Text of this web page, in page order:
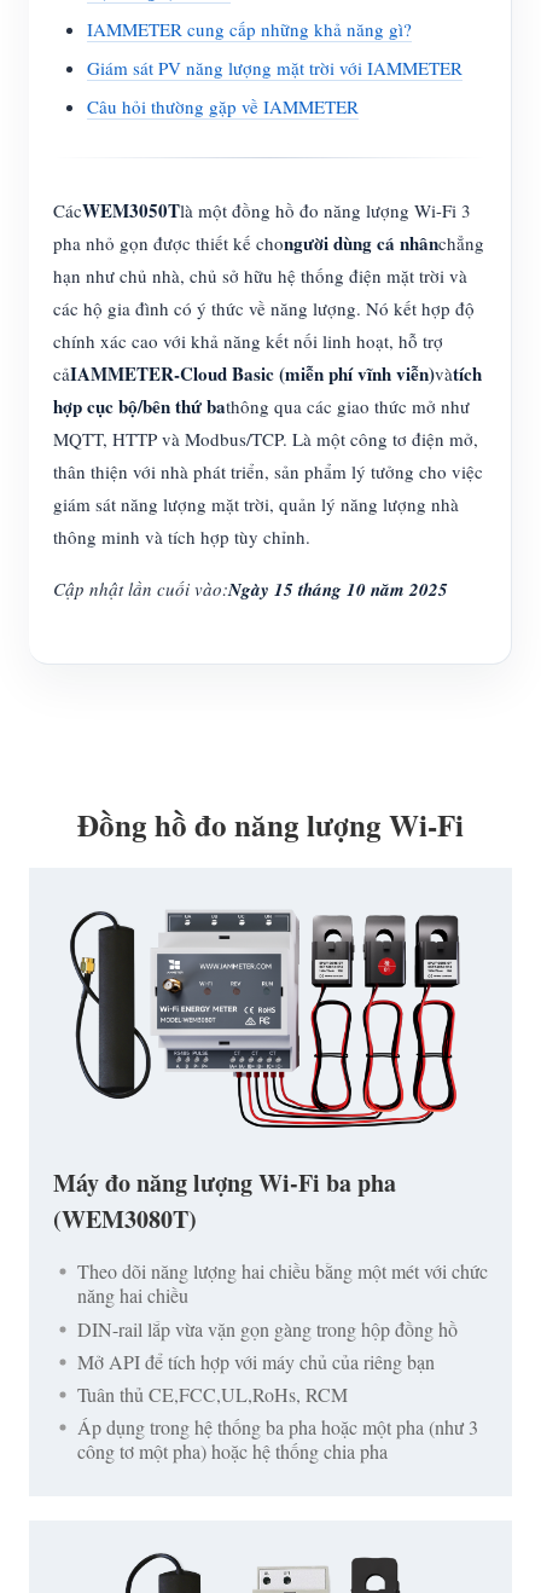
IAMMETER cung cấp những khả năng gì?
Giám sát PV năng lượng mặt trời với IAMMETER
Câu hỏi thường gặp về IAMMETER
CácWEM3050Tlà một đồng hồ đo năng lượng Wi-Fi 3
pha nhỏ gọn được thiết kế chongười dùng cá nhânchẳng
hạn như chủ nhà, chủ sở hữu hệ thống điện mặt trời và
các hộ gia đình có ý thức về năng lượng. Nó kết hợp độ
chính xác cao với khả năng kết nối linh hoạt, hỗ trợ
cảIAMMETER-Cloud Basic (miễn phí vĩnh viễn)vàtích
hợp cục bộ/bên thứ bathông qua các giao thức mở như
MQTT, HTTP và Modbus/TCP. Là một công tơ điện mở,
thân thiện với nhà phát triển, sản phẩm lý tưởng cho việc
giám sát năng lượng mặt trời, quản lý năng lượng nhà
thông minh và tích hợp tùy chỉnh.
Cập nhật lần cuối vào:Ngày 15 tháng 10 năm 2025
Đồng hồ đo năng lượng Wi-Fi
Máy đo năng lượng Wi-Fi ba pha
(WEM3080T)
Theo dõi năng lượng hai chiều bằng một mét với chức
năng hai chiều
DIN-rail lắp vừa vặn gọn gàng trong hộp đồng hồ
Mở API để tích hợp với máy chủ của riêng bạn
Tuân thủ CE,FCC,UL,RoHs, RCM
Áp dụng trong hệ thống ba pha hoặc một pha (như 3
công tơ một pha) hoặc hệ thống chia pha